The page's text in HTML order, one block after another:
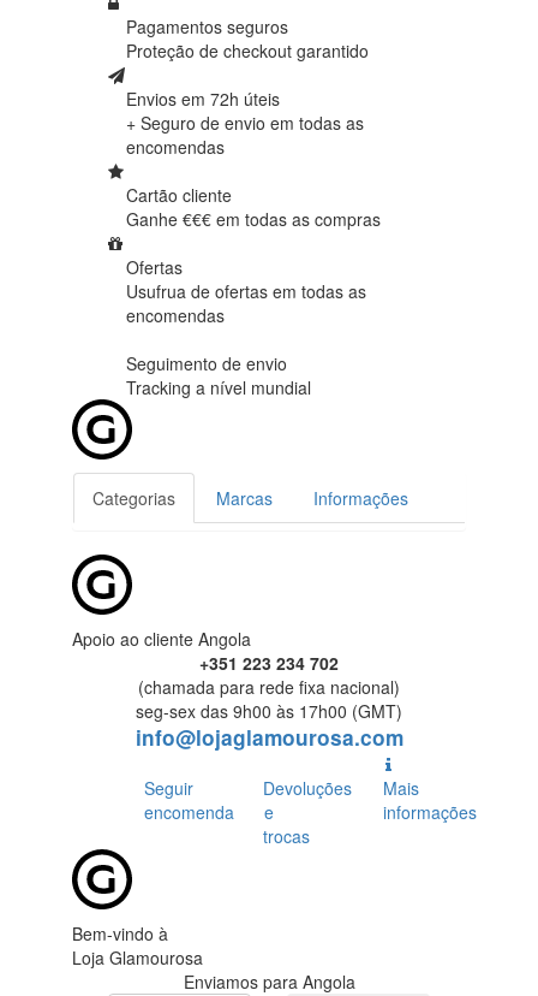
Pagamentos seguros
Proteção de checkout garantido
Envios em 72h úteis
+ Seguro de envio em todas as
encomendas
Cartão cliente
Ganhe €€€ em todas as compras
Ofertas
Usufrua de ofertas em todas as
encomendas
Seguimento de envio
Tracking a nível mundial
Categorias Marcas Informações
Apoio ao cliente Angola
+351 223 234 702
(chamada para rede fixa nacional)
seg-sex das 9h00 às 17h00 (GMT)
info@lojaglamourosa.com
Seguir
encomenda
Devoluções
e
trocas
Mais
informações
Bem-vindo à
Loja Glamourosa
Enviamos para Angola